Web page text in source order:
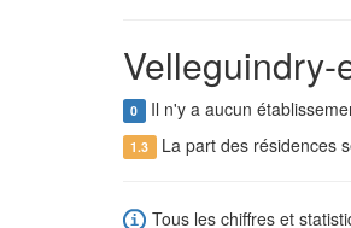
Velleguindry-
0 Il n'y a aucun
1.3 La part des résidences
Tous les chiffres et